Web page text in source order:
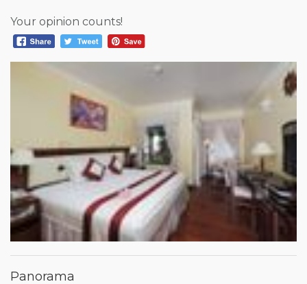
Your opinion counts!
Panorama